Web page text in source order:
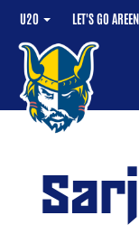
U20 LET'S GO